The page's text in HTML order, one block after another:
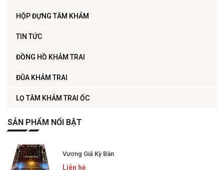
HỘP ĐỰNG TĂM KHẢM
TIN TỨC
ĐỒNG HỒ KHẢM TRAI
ĐŨA KHẢM TRAI
LỌ TĂM KHẢM TRAI ỐC
SẢN PHẨM NỔI BẬT
Vương Giả Kỳ Bàn
Liên hệ